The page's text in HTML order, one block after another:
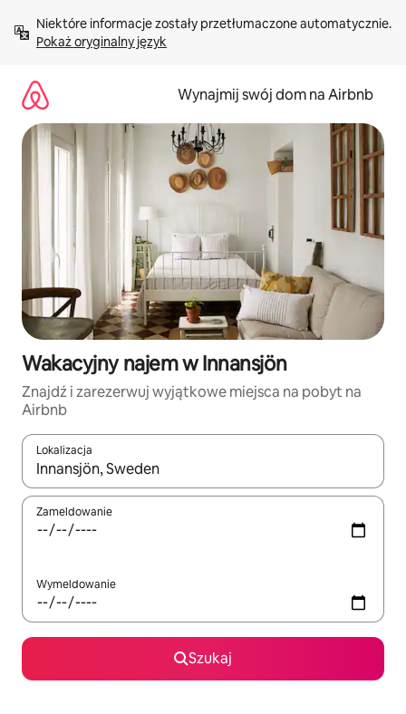
treści Pokaż oryginalny język
Wynajmij swój dom na Airbnb
Wakacyjny najem w Innansjön
Znajdź i zarezerwuj wyjątkowe miejsca na pobyt na
Airbnb
Lokalizacja
Gdy wyniki będą dostępne, możesz poruszać się po nich za
Zameldowanie
Wymeldowanie
Szukaj